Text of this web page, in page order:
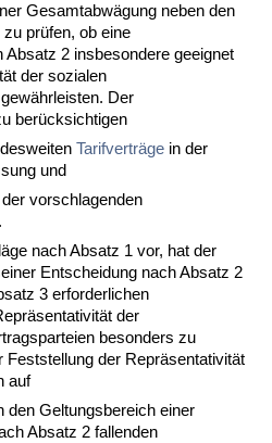
Gesamtabwägung neben den
prüfen, ob eine
2 insbesondere geeignet
der sozialen
Der
berücksichtigen
Tarifverträge in der
und
vorschlagenden
nach Absatz 1 vor, hat der
Entscheidung nach Absatz 2
3 erforderlichen
der
besonders zu
Feststellung der Repräsentativität
auf
den Geltungsbereich einer
Absatz 2 fallenden